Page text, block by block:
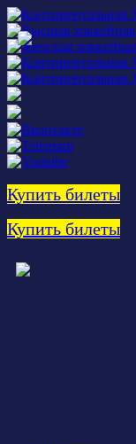
Купить билеты
Купить билеты